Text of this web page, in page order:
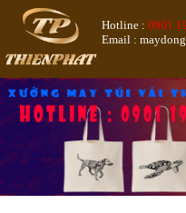
Hotline : 0901
Email :